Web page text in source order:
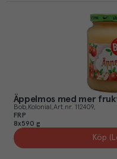
Äppelmos med mer
Bob Kolonial Art.nr. 112409
FRP
8x590 g
Köp